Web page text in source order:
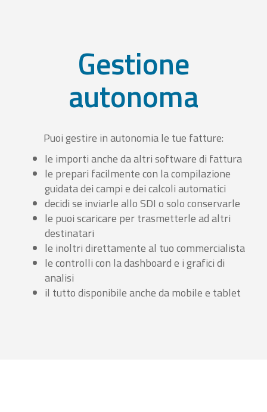
Gestione
autonoma
Puoi gestire in autonomia le tue fatture:
le importi anche da altri software di fattura
le prepari facilmente con la compilazione
guidata dei campi e dei calcoli automatici
decidi se inviarle allo SDI o solo conservarle
le puoi scaricare per trasmetterle ad altri
destinatari
le inoltri direttamente al tuo commercialista
le controlli con la dashboard e i grafici di
analisi
il tutto disponibile anche da mobile e tablet